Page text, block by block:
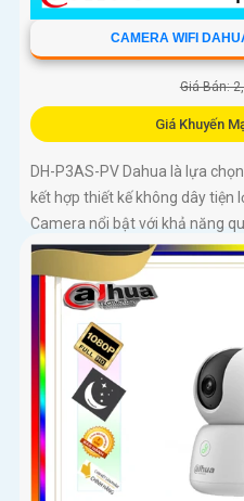
CAMERA WIFI
Giá Bán:
Giá Khuyến
DH-P3AS-PV Dahua là lựa
kết hợp thiết kế không dây tiện
Camera nổi bật với khả năng
xác người và phương tiện,
còi hú